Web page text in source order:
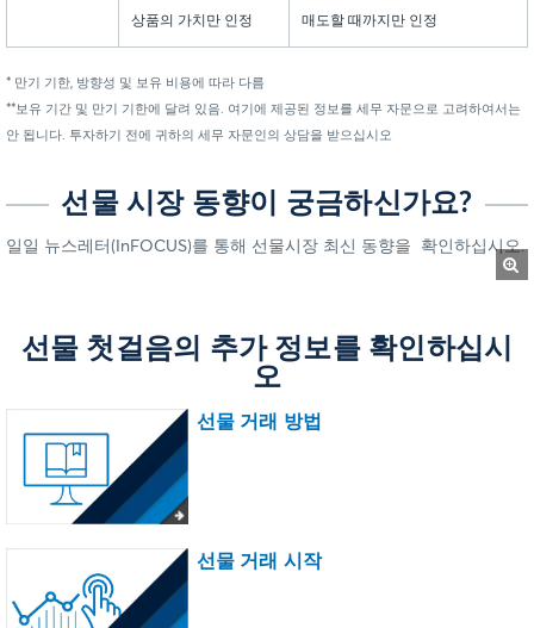
상품의 가치만 인정 매도할 때까지만 인정
* 만기 기한, 방향성 및 보유 비용에 따라 다름
**보유 기간 및 만기 기한에 달려 있음. 여기에 제공된 정보를 세무 자문으로 고려하여서는
안 됩니다. 투자하기 전에 귀하의 세무 자문인의 상담을 받으십시오
선물 시장 동향이 궁금하신가요?
일일 뉴스레터(InFOCUS)를 통해 선물시장 최신 동향을 확인하십시오.
선물 첫걸음의 추가 정보를 확인하십시
오
선물 거래 방법
선물 거래 시작